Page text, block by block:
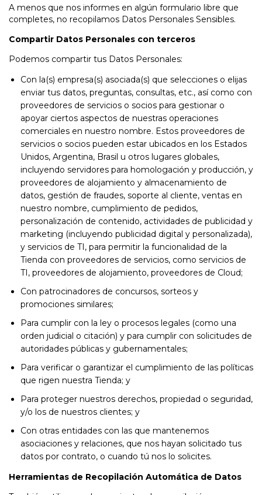
A menos que nos informes en algún formulario libre que
completes, no recopilamos Datos Personales Sensibles.
Compartir Datos Personales con terceros
Podemos compartir tus Datos Personales:
Con la(s) empresa(s) asociada(s) que selecciones o elijas
enviar tus datos, preguntas, consultas, etc., así como con
proveedores de servicios o socios para gestionar o
apoyar ciertos aspectos de nuestras operaciones
comerciales en nuestro nombre. Estos proveedores de
servicios o socios pueden estar ubicados en los Estados
Unidos, Argentina, Brasil u otros lugares globales,
incluyendo servidores para homologación y producción, y
proveedores de alojamiento y almacenamiento de
datos, gestión de fraudes, soporte al cliente, ventas en
nuestro nombre, cumplimiento de pedidos,
personalización de contenido, actividades de publicidad y
marketing (incluyendo publicidad digital y personalizada),
y servicios de TI, para permitir la funcionalidad de la
Tienda con proveedores de servicios, como servicios de
TI, proveedores de alojamiento, proveedores de Cloud;
Con patrocinadores de concursos, sorteos y
promociones similares;
Para cumplir con la ley o procesos legales (como una
orden judicial o citación) y para cumplir con solicitudes de
autoridades públicas y gubernamentales;
Para verificar o garantizar el cumplimiento de las políticas
que rigen nuestra Tienda; y
Para proteger nuestros derechos, propiedad o seguridad,
y/o los de nuestros clientes; y
Con otras entidades con las que mantenemos
asociaciones y relaciones, que nos hayan solicitado tus
datos por contrato, o cuando tú nos lo solicites.
Herramientas de Recopilación Automática de Datos